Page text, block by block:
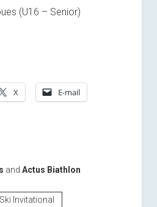
(U16 – Senior)
X E-mail
and Actus Biathlon
Invitational